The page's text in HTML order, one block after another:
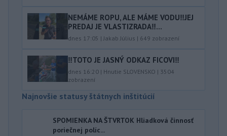
NEMÁME ROPU, ALE MÁME VODU‼️JEJ
PREDAJ JE VLASTIZRADA‼️...
dnes 17:05 |Jakab Július | 649 zobrazení
‼️TOTO JE JASNÝ ODKAZ FICOVI‼️
dnes 16:20 | Hnutie SLOVENSKO | 3504
zobrazení
Najnovšie statusy štátnych inštitúcií
SPOMIENKA NA ŠTVRTOK Hliadková činnosť
poriečnej políc...